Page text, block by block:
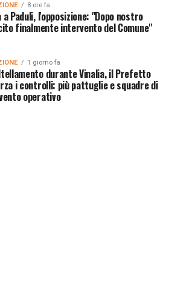
8 ore fa
a Paduli, l'opposizione: "Dopo nostro
finalmente intervento del Comune"
1 giorno fa
durante Vinalia, il Prefetto
i controlli: più pattuglie e squadre di
operativo